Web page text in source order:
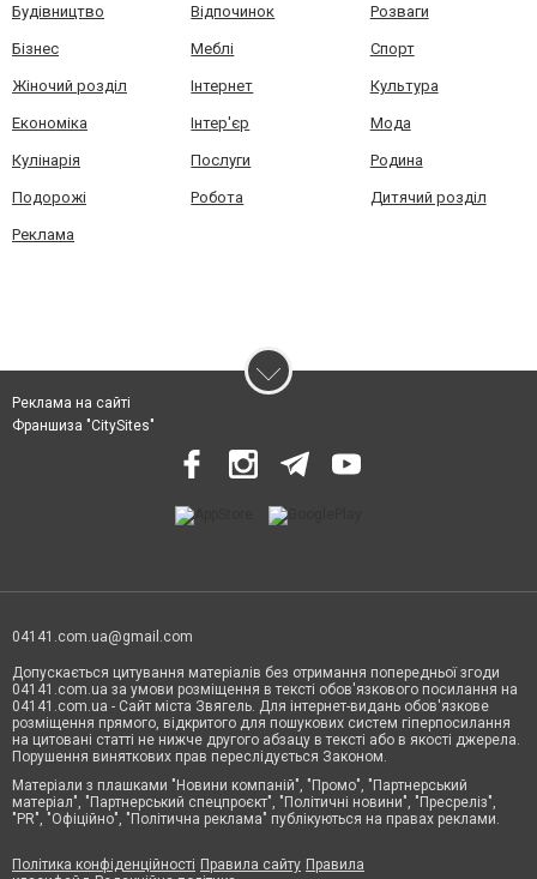
Будівництво Відпочинок Розваги
Бізнес Меблі Спорт
Жіночий розділ Інтернет Культура
Економіка Інтер'єр Мода
Кулінарія Послуги Родина
Подорожі Робота Дитячий розділ
Реклама
Реклама на сайті
Франшиза "CitySites"
04141.com.ua@gmail.com
Допускається цитування матеріалів без отримання попередньої згоди
04141.com.ua за умови розміщення в тексті обов'язкового посилання на
04141.com.ua - Сайт міста Звягель. Для інтернет-видань обов'язкове
розміщення прямого, відкритого для пошукових систем гіперпосилання
на цитовані статті не нижче другого абзацу в тексті або в якості джерела.
Порушення виняткових прав переслідується Законом.
Матеріали з плашками "Новини компаній", "Промо", "Партнерський
матеріал", "Партнерський спецпроєкт", "Політичні новини", "Пресреліз",
"PR", "Офіційно", "Політична реклама" публікуються на правах реклами.
Політика конфіденційності Правила сайту Правила